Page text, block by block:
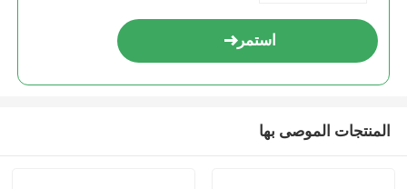
استمر
المنتجات الموصى بها